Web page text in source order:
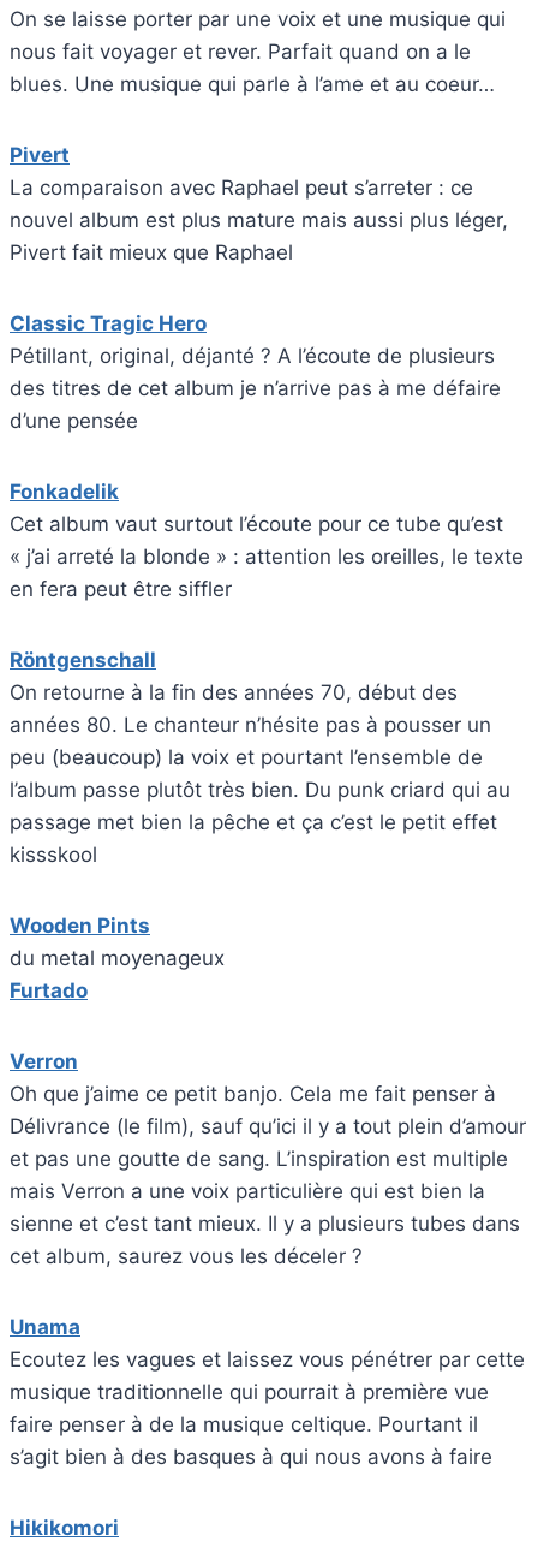
On se laisse porter par une voix et une musique qui
nous fait voyager et rever. Parfait quand on a le
blues. Une musique qui parle à l’ame et au coeur…
Pivert
La comparaison avec Raphael peut s’arreter : ce
nouvel album est plus mature mais aussi plus léger,
Pivert fait mieux que Raphael
Classic Tragic Hero
Pétillant, original, déjanté ? A l’écoute de plusieurs
des titres de cet album je n’arrive pas à me défaire
d’une pensée
Fonkadelik
Cet album vaut surtout l’écoute pour ce tube qu’est
« j’ai arreté la blonde » : attention les oreilles, le texte
en fera peut être siffler
Röntgenschall
On retourne à la fin des années 70, début des
années 80. Le chanteur n’hésite pas à pousser un
peu (beaucoup) la voix et pourtant l’ensemble de
l’album passe plutôt très bien. Du punk criard qui au
passage met bien la pêche et ça c’est le petit effet
kissskool
Wooden Pints
du metal moyenageux
Furtado
Verron
Oh que j’aime ce petit banjo. Cela me fait penser à
Délivrance (le film), sauf qu’ici il y a tout plein d’amour
et pas une goutte de sang. L’inspiration est multiple
mais Verron a une voix particulière qui est bien la
sienne et c’est tant mieux. Il y a plusieurs tubes dans
cet album, saurez vous les déceler ?
Unama
Ecoutez les vagues et laissez vous pénétrer par cette
musique traditionnelle qui pourrait à première vue
faire penser à de la musique celtique. Pourtant il
s’agit bien à des basques à qui nous avons à faire
Hikikomori